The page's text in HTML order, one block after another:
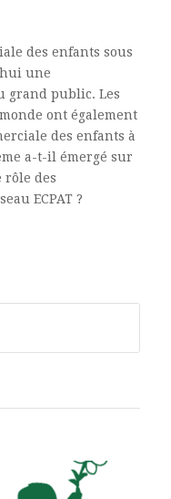
des enfants sous
une
grand public. Les
ont également
des enfants à
a-t-il émergé sur
rôle des
ECPAT ?